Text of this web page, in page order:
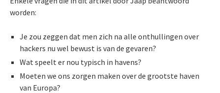
worden:
Je zou zeggen dat men zich na alle onthullingen over
hackers nu wel bewust is van de gevaren?
Wat speelt er nou typisch in havens?
Moeten we ons zorgen maken over de grootste haven
van Europa?